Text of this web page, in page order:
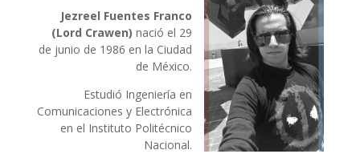
Jezreel Fuentes Franco
(Lord Crawen) nació el 29
de junio de 1986 en la Ciudad
de México.
Estudió Ingeniería en
Comunicaciones y Electrónica
en el Instituto Politécnico
Nacional.